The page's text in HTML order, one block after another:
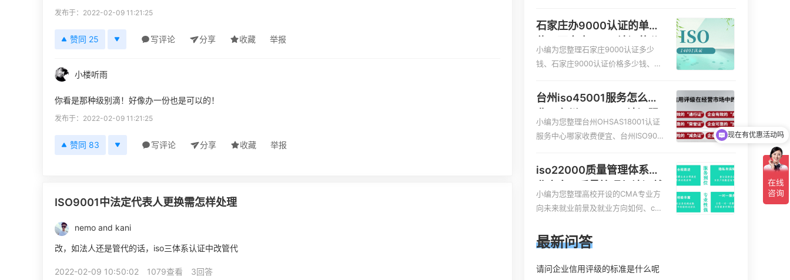
发布于：2022-02-09 11:21:25
赞同 25 写评论 分享 收藏 举报
小楼听雨
你看是那种级别滴！好像办一份也是可以的！
发布于：2022-02-09 11:21:25
赞同 83 写评论 分享 收藏 举报
ISO9001中法定代表人更换需怎样处理
nemo and kani
改，如法人还是管代的话，iso三体系认证中改管代
2022-02-09 10:50:02 1079查看 3回答
服务资质哪家便宜、安全运维服务资
质认证哪家效率高、信息系统安全集
成服务资质认证的申请书相关iso体系
认证知识，详情可查看下方正文！
石家庄办9000认证的单
司
小编为您整理石家庄9000认证多少
钱、石家庄9000认证价格多少钱、石
00认证价格贵吗、石家庄9000认证费
用大概多钱相关iso体系认证知识，详
情可查看下方正文！
台州iso45001服务怎么收
务怎么收费
小编为您整理台州OHSAS18001认证
服务中心哪家收费便宜、台州ISO900
E认证,台州机械机电CE认证、CE认证
怎么收费、温州科普ISO45001职业健
康安全管理体系认证收费标准是什么
相关iso体系认证知识，详情可查看下
iso22000质量管理体系就
业方向
小编为您整理高校开设的CMA专业方
向未来就业前景及就业方向如何、cm
的就业方向、cpa和cma未来就业方
向、大学生考完cma，就哪些就业方
向相关iso体系认证知识，详情可查看
最新问答
请问企业信用评级的标准是什么呢
可以介绍下你们的产品么
现在有优惠活动吗